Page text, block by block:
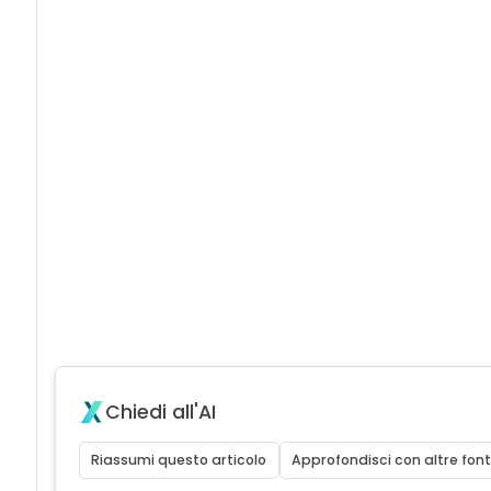
Chiedi all'AI
Riassumi questo articolo Approfondisci con altre